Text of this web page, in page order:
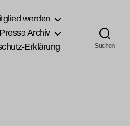
werden
Presse Archiv
Erklärung Suchen